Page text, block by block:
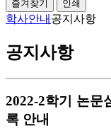
즐겨찾기 인쇄
학사안내 공지사항
공지사항
2022-2학기 논문
록 안내